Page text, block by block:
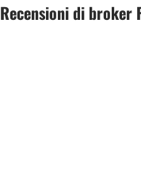
Recensioni di broker